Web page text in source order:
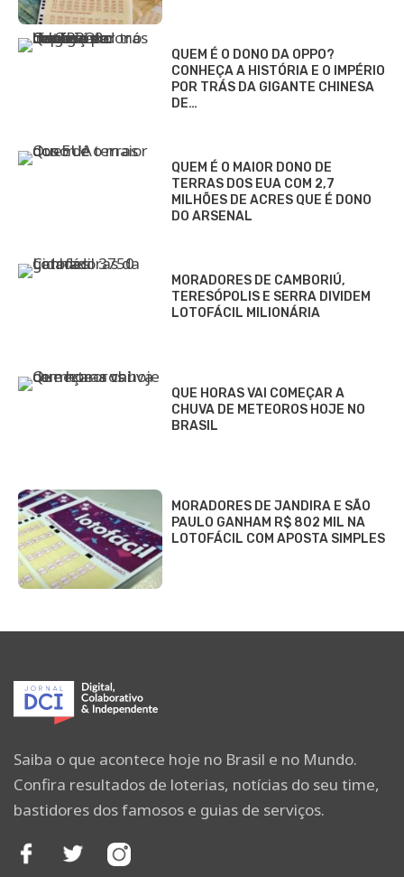
QUEM É O DONO DA OPPO?
CONHEÇA A HISTÓRIA E O IMPÉRIO
POR TRÁS DA GIGANTE CHINESA
DE…
QUEM É O MAIOR DONO DE
TERRAS DOS EUA COM 2,7
MILHÕES DE ACRES QUE É DONO
DO ARSENAL
MORADORES DE CAMBORIÚ,
TERESÓPOLIS E SERRA DIVIDEM
LOTOFÁCIL MILIONÁRIA
QUE HORAS VAI COMEÇAR A
CHUVA DE METEOROS HOJE NO
BRASIL
MORADORES DE JANDIRA E SÃO
PAULO GANHAM R$ 802 MIL NA
LOTOFÁCIL COM APOSTA SIMPLES
Saiba o que acontece hoje no Brasil e no Mundo.
Confira resultados de loterias, notícias do seu time,
bastidores dos famosos e guias de serviços.